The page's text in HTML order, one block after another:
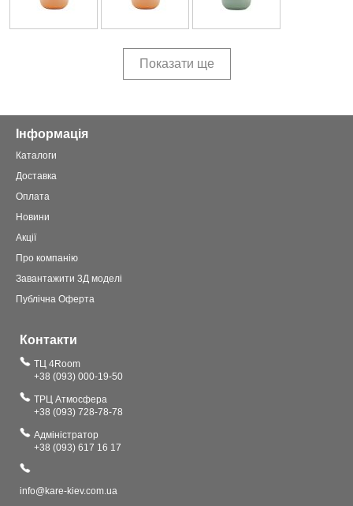
Показати ще
Інформація
Каталоги
Доставка
Оплата
Новини
Акції
Про компанію
Завантажити 3Д моделі
Публічна Оферта
Контакти
ТЦ 4Room
+38 (093) 000-19-50
ТРЦ Атмосфера
+38 (093) 728-78-78
Адміністратор
+38 (093) 617 16 17
info@kare-kiev.com.ua